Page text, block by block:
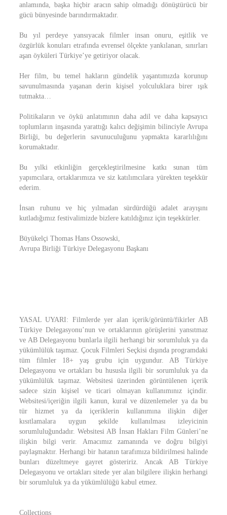
anlamında, başka hiçbir aracın sahip olmadığı dönüştürücü bir
gücü bünyesinde barındırmaktadır.
Bu yıl perdeye yansıyacak filmler insan onuru, eşitlik ve
özgürlük konuları etrafında evrensel ölçekte yankılanan, sınırları
aşan öyküleri Türkiye’ye getiriyor olacak.
Her film, bu temel hakların gündelik yaşantımızda korunup
savunulmasında yaşanan derin kişisel yolculuklara birer ışık
tutmakta…
Politikaların ve öykü anlatımının daha adil ve daha kapsayıcı
toplumların inşasında yarattığı kalıcı değişimin bilinciyle Avrupa
Birliği, bu değerlerin savunuculuğunu yapmakta kararlılığını
korumaktadır.
Bu yılki etkinliğin gerçekleştirilmesine katkı sunan tüm
yapımcılara, ortaklarımıza ve siz katılımcılara yürekten teşekkür
ederim.
İnsan ruhunu ve hiç yılmadan sürdürdüğü adalet arayışını
kutladığımız festivalimizde bizlere katıldığınız için teşekkürler.
Büyükelçi Thomas Hans Ossowski,
Avrupa Birliği Türkiye Delegasyonu Başkanı
YASAL UYARI: Filmlerde yer alan içerik/görüntü/fikirler AB
Türkiye Delegasyonu’nun ve ortaklarının görüşlerini yansıtmaz
ve AB Delegasyonu bunlarla ilgili herhangi bir sorumluluk ya da
yükümlülük taşımaz. Çocuk Filmleri Seçkisi dışında programdaki
tüm filmler 18+ yaş grubu için uygundur. AB Türkiye
Delegasyonu ve ortakları bu hususla ilgili bir sorumluluk ya da
yükümlülük taşımaz. Websitesi üzerinden görüntülenen içerik
sadece sizin kişisel ve ticari olmayan kullanımınız içindir.
Websitesi/içeriğin ilgili kanun, kural ve düzenlemeler ya da bu
tür hizmet ya da içeriklerin kullanımına ilişkin diğer
kısıtlamalara uygun şekilde kullanılması izleyicinin
sorumluluğundadır. Websitesi AB İnsan Hakları Film Günleri’ne
ilişkin bilgi verir. Amacımız zamanında ve doğru bilgiyi
paylaşmaktır. Herhangi bir hatanın tarafımıza bildirilmesi halinde
bunları düzeltmeye gayret gösteririz. Ancak AB Türkiye
Delegasyonu ve ortakları sitede yer alan bilgilere ilişkin herhangi
bir sorumluluk ya da yükümlülüğü kabul etmez.
Collections